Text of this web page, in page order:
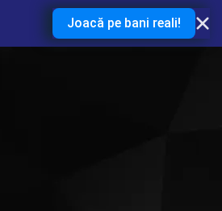
Joacă pe bani reali!